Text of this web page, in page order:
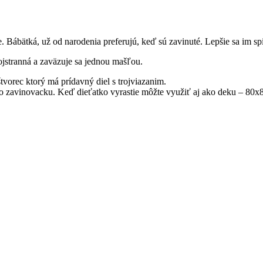
už od narodenia preferujú, keď sú zavinuté. Lepšie sa im
a zaväzuje sa jednou mašľou.
ktorý má prídavný diel s trojviazanim.
Keď dieťatko vyrastie môžte využiť aj ako deku –